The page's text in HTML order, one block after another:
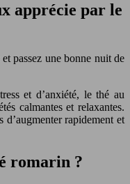
apprécie par le
passez une bonne nuit de
et d’anxiété, le thé au
calmantes et relaxantes.
d’augmenter rapidement et
romarin ?